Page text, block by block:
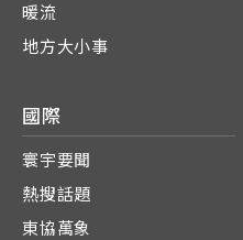
暖流
地方大小事
國際
寰宇要聞
熱搜話題
東協萬象